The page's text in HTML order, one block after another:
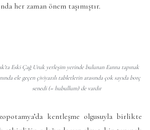
her zaman önem taşımıştır.
Eski Çağ Uruk yerleşim yerinde bulunan Eanna tapınak
ele geçen çiviyazılı tabletlerin arasında çok sayıda borç
senedi (= hubullum) de vardır
kentleşme olgusuyla birlikte